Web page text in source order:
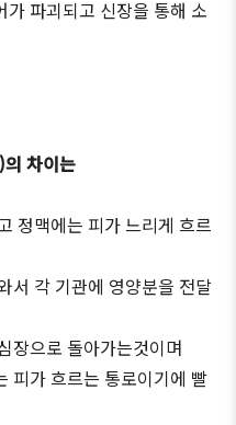
파괴되고 신장을 통해 소
차이는
정맥에는 피가 느리게 흐르
서 각 기관에 영양분을 전달
장으로 돌아가는것이며
피가 흐르는 통로이기에 빨